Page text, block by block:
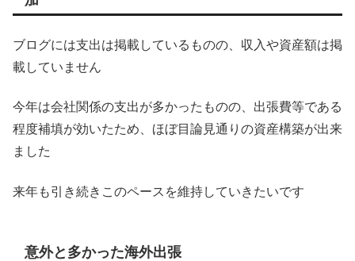
ブログには支出は掲載しているものの、収入や資産額は掲
載していません
今年は会社関係の支出が多かったものの、出張費等である
程度補填が効いたため、ほぼ目論見通りの資産構築が出来
ました
来年も引き続きこのペースを維持していきたいです
意外と多かった海外出張